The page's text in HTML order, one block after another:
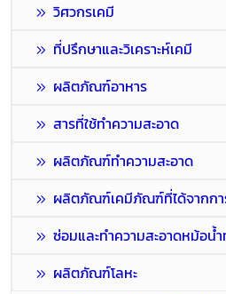
วิศวกรเคมี
ที่ปรึกษาและวิเคราะห์เคมี
ผลิตภัณฑ์อาหาร
สารที่ใช้ทำความสะอาด
ผลิตภัณฑ์ทำความสะอาด
ผลิตภัณฑ์เคมีภัณฑ์ที่ได้จากก
ซ่อมและทำความสะอาดหม้อน้
ผลิตภัณฑ์โลหะ